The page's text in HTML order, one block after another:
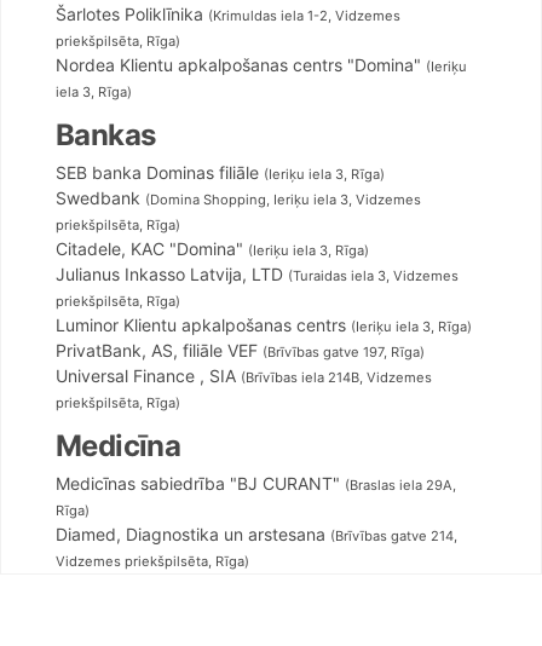
Šarlotes Poliklīnika (Krimuldas iela 1-2, Vidzemes
priekšpilsēta, Rīga)
Nordea Klientu apkalpošanas centrs "Domina" (Ieriķu
iela 3, Rīga)
Bankas
SEB banka Dominas filiāle (Ieriķu iela 3, Rīga)
Swedbank (Domina Shopping, Ieriķu iela 3, Vidzemes
priekšpilsēta, Rīga)
Citadele, KAC "Domina" (Ieriķu iela 3, Rīga)
Julianus Inkasso Latvija, LTD (Turaidas iela 3, Vidzemes
priekšpilsēta, Rīga)
Luminor Klientu apkalpošanas centrs (Ieriķu iela 3, Rīga)
PrivatBank, AS, filiāle VEF (Brīvības gatve 197, Rīga)
Universal Finance , SIA (Brīvības iela 214B, Vidzemes
priekšpilsēta, Rīga)
Medicīna
Medicīnas sabiedrība "BJ CURANT" (Braslas iela 29A,
Rīga)
Diamed, Diagnostika un arstesana (Brīvības gatve 214,
Vidzemes priekšpilsēta, Rīga)